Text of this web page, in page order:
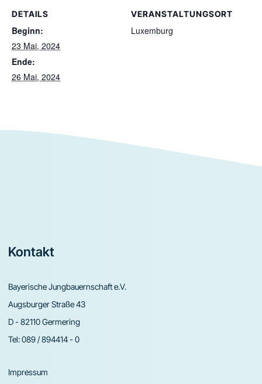
DETAILS
Beginn:
23 Mai, 2024
Ende:
26 Mai, 2024
VERANSTALTUNGSORT
Luxemburg
Footer
Kontakt
Bayerische Jungbauernschaft e.V.
Augsburger Straße 43
D - 82110 Germering
Tel:089 / 894414 - 0
Impressum